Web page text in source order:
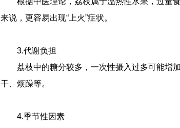
来说，更容易出现“上火”症状。
3.代谢负担
荔枝中的糖分较多，一次性摄入过多可能增
干、烦躁等。
4.季节性因素